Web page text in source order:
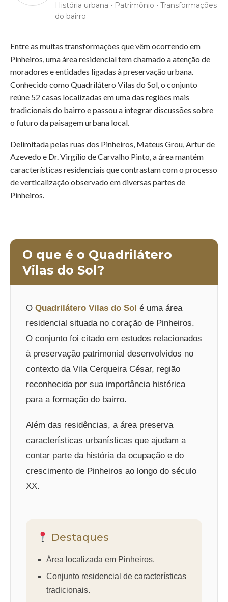
História urbana • Patrimônio • Transformações
do bairro
Entre as muitas transformações que vêm ocorrendo em
Pinheiros, uma área residencial tem chamado a atenção de
moradores e entidades ligadas à preservação urbana.
Conhecido como Quadrilátero Vilas do Sol, o conjunto
reúne 52 casas localizadas em uma das regiões mais
tradicionais do bairro e passou a integrar discussões sobre
o futuro da paisagem urbana local.
Delimitada pelas ruas dos Pinheiros, Mateus Grou, Artur de
Azevedo e Dr. Virgílio de Carvalho Pinto, a área mantém
características residenciais que contrastam com o processo
de verticalização observado em diversas partes de
Pinheiros.
O que é o Quadrilátero
Vilas do Sol?
O Quadrilátero Vilas do Sol é uma área
residencial situada no coração de Pinheiros.
O conjunto foi citado em estudos relacionados
à preservação patrimonial desenvolvidos no
contexto da Vila Cerqueira César, região
reconhecida por sua importância histórica
para a formação do bairro.
Além das residências, a área preserva
características urbanísticas que ajudam a
contar parte da história da ocupação e do
crescimento de Pinheiros ao longo do século
XX.
Destaques
Área localizada em Pinheiros.
Conjunto residencial de características
tradicionais.